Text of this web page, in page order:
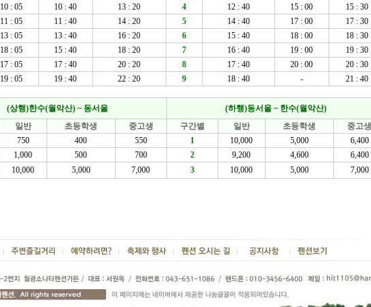
10 : 05 10 : 40 13 : 20 4 12 : 40 15 : 00
15 : 30
11 : 05 11 : 40 14 : 20 5 14 : 40 17 : 00
17 : 30
13 : 05 13 : 40 16 : 20 6 15 : 40 18 : 00
18 : 30
18 : 05 15 : 40 18 : 20 7 16 : 40 19 : 00
19 : 30
17 : 05 17 : 40 20 : 20 8 17 : 40 20 : 00
20 : 30
19 : 05 19 : 40 22 : 20 9 18 : 40 - 21 : 40
(상행)한수(월악산) ~ 동서울
(하행)동서울 ~ 한수(월악산)
일반 초등학생 중고생 구간별 일반 초등학생
중고생
750 400 550 1 10,000 5,000
6,400
1,000 500 700 2 9,200 4,600
6,400
10,000 5,000 7,000 3 10,000 5,000 7,000